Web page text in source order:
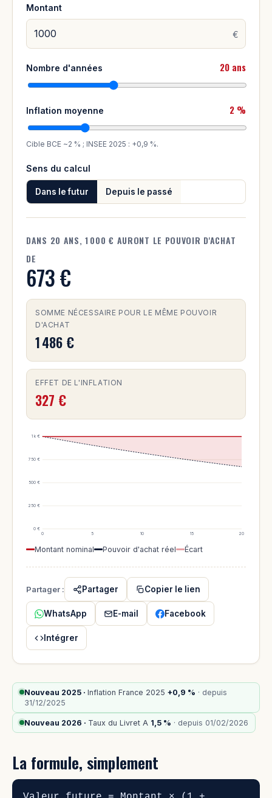
Montant
€
Nombre d'années 20 ans
Inflation moyenne 2 %
Cible BCE ~2 % ; INSEE 2025 : +0,9 %.
Sens du calcul
Dans le futur Depuis le passé
DANS 20 ANS, 1 000 € AURONT LE POUVOIR D'ACHAT
DE
673 €
SOMME NÉCESSAIRE POUR LE MÊME POUVOIR
D'ACHAT
1 486 €
EFFET DE L'INFLATION
327 €
0 €
250 €
500 €
750 €
1 k €
0 5 10 15 20
Montant nominal Pouvoir d'achat réel Écart
Partager : Partager Copier le lien
WhatsApp E-mail Facebook
Intégrer
Nouveau 2025 · Inflation France 2025 +0,9 % · depuis
31/12/2025
Nouveau 2026 · Taux du Livret A 1,5 % · depuis 01/02/2026
La formule, simplement